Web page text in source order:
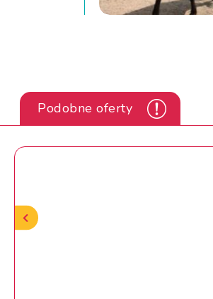
Podobne oferty